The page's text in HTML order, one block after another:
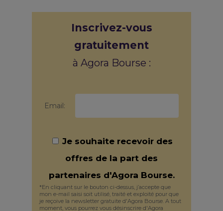
Inscrivez-vous
gratuitement
à Agora Bourse :
Email:
Je souhaite recevoir des
offres de la part des
partenaires d'Agora Bourse.
*En cliquant sur le bouton ci-dessus, j’accepte que
mon e-mail saisi soit utilisé, traité et exploité pour que
je reçoive la newsletter gratuite d'Agora Bourse. A tout
moment, vous pourrez vous désinscrire d'Agora